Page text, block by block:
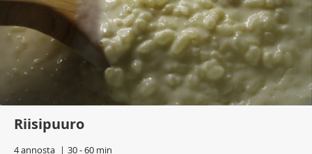
Riisipuuro
4 annosta 30 - 60 min